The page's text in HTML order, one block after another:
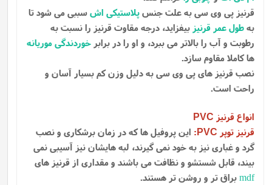
قرنیز پی وی سی به علت جنسپلاستیکی اشسببی می شود تا
بهطول عمر قرنیز بیفزاید، درجه مقاوت قرنیز را نسبت به
رطوبت و آب را بالاتر می ببرد، و او را در برابر خوردندگی موریانه
ها کاملا مقاوم سازد.
نصب قرنیز های پی وی سی به دلیل وزن کم بسیار آسان و
راحت است.
انواع قرنیز PVC
قرنیز توپر PVC
: این پروفیل ها که در زمان برشکاری و نصب
گرد و غباری نیز به خود نمی گیرند، لبه هایشان نیز آسیبی نمی
بیند، قابل شستشو و نظافت می باشند و مقداری از قرنیز های
mdfبراق تر و روشن تر هستند.